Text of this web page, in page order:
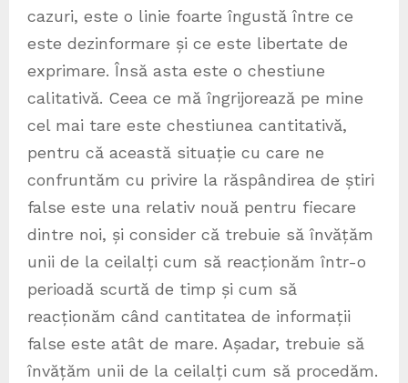
cazuri, este o linie foarte îngustă între ce
este dezinformare și ce este libertate de
exprimare. Însă asta este o chestiune
calitativă. Ceea ce mă îngrijorează pe mine
cel mai tare este chestiunea cantitativă,
pentru că această situație cu care ne
confruntăm cu privire la răspândirea de știri
false este una relativ nouă pentru fiecare
dintre noi, și consider că trebuie să învățăm
unii de la ceilalți cum să reacționăm într-o
perioadă scurtă de timp și cum să
reacționăm când cantitatea de informații
false este atât de mare. Așadar, trebuie să
învățăm unii de la ceilalți cum să procedăm.